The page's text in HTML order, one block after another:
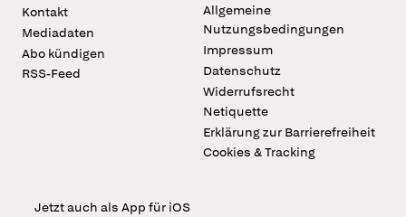
Kontakt
Mediadaten
Abo kündigen
RSS-Feed
Allgemeine
Nutzungsbedingungen
Impressum
Datenschutz
Widerrufsrecht
Netiquette
Erklärung zur Barrierefreiheit
Cookies & Tracking
Jetzt auch als App für iOS